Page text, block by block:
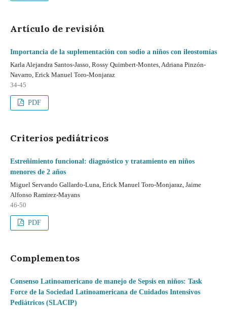
Artículo de revisión
Importancia de la suplementación con sodio a niños con ileostomías
Karla Alejandra Santos-Jasso, Rossy Quimbert-Montes, Adriana Pinzón-
Navarro, Erick Manuel Toro-Monjaraz
34-45
PDF
Criterios pediátricos
Estreñimiento funcional: diagnóstico y tratamiento en niños
menores de 2 años
Miguel Servando Gallardo-Luna, Erick Manuel Toro-Monjaraz, Jaime
Alfonso Ramirez-Mayans
46-50
PDF
Complementos
Consenso Latinoamericano de manejo de Sepsis en niños: Task
Force de la Sociedad Latinoamericana de Cuidados Intensivos
Pediátricos (SLACIP)